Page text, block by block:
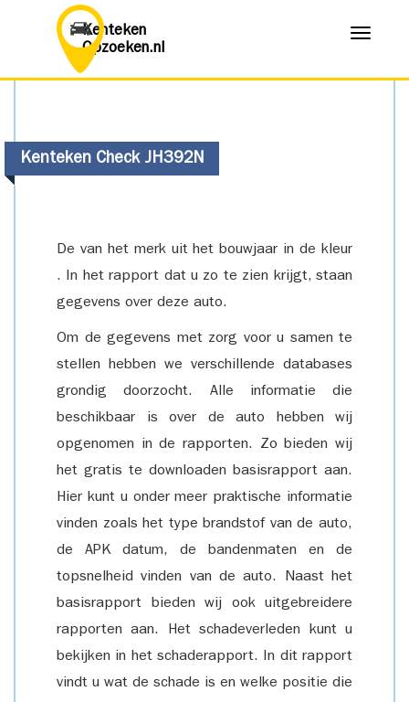
Kenteken
Opzoeken.nl
Menu
Kenteken Check JH392N
De van het merk uit het bouwjaar in de kleur
. In het rapport dat u zo te zien krijgt, staan
gegevens over deze auto.
Om de gegevens met zorg voor u samen te
stellen hebben we verschillende databases
grondig doorzocht. Alle informatie die
beschikbaar is over de auto hebben wij
opgenomen in de rapporten. Zo bieden wij
het gratis te downloaden basisrapport aan.
Hier kunt u onder meer praktische informatie
vinden zoals het type brandstof van de auto,
de APK datum, de bandenmaten en de
topsnelheid vinden van de auto. Naast het
basisrapport bieden wij ook uitgebreidere
rapporten aan. Het schadeverleden kunt u
bekijken in het schaderapport. In dit rapport
vindt u wat de schade is en welke positie die